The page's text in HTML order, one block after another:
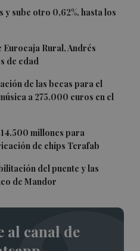
sube otro 0,62%, hasta los
Rural, Andrés
de edad
de las becas para el
a 275.000 euros en el
millones para
de chips Terafab
del puente y las
de Mandor
al canal de